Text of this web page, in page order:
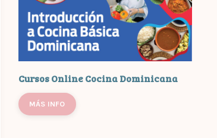
Cursos Online Cocina Dominicana
MÁS INFO